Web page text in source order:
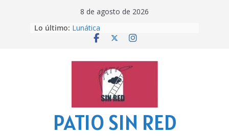
8 de agosto de 2026
Lo último: Lunática
Pero, hasta entonces…
‘La broma infinita’ de recomendar
lecturas veraniegas
Otra del Mundial
PATIO SIN RED